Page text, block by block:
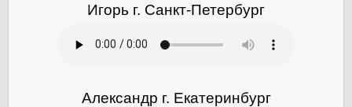
Игорь г. Санкт-Петербург
Александр г. Екатеринбург